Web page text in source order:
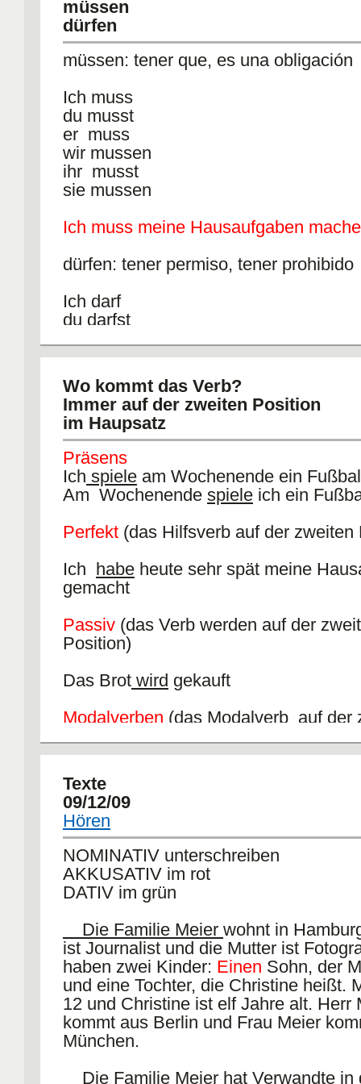
or
D) the change of a state: aufstehen,
aufwachen...
and with
E) sein (be) and bleiben (stay),
Note: none of the verbs from groups
combined with an accusative object.
Examples C: relocation verbs
verb aux. irregular sentence
kommen (come) sein yes Ich
gekommen.
dreimal nach China gereist.
Auto nach Kalifornien gefahren.
begegnen (meet) sein no Er ist
gestern begegnet.
gehen (go) sein yes Du bist
starten (take off) sein yes Das
gestartet.
Examples D: change of state verbs
verb aux. irr. sentence
perfect tense
aufstehen (get up) sein yes
früh aufgestanden.
einschlafen (fall asleep) sein yes
sind endlich eingeschlafen.
verblühen (wither) sein no Die
sind schon verblüht
Examples E: sein and bleiben
Er ist nicht lange geblieben. He didn't
Er ist immer nett gewesen. He has
nice.
Compare:
Ich bin nach Kalifornien
Ich bin mit dem Auto nach
I drove to California by car (literally:
Ich habe das Auto (Akk.) nach
gefahren. I drove the car to California.
The same applies to fliegen (fly),
reiten (ride a horse). =)
müssen
dürfen
müssen: tener que, es una obligación
Ich muss
du musst
er muss
wir mussen
ihr musst
sie mussen
Ich muss meine Hausaufgaben
dürfen: tener permiso, tener prohibido
Ich darf
du darfst
wir durfen
ihr durft
sie durfen
$$Ich darf nicht um 24.00 mit meinen
treffen
Wo kommt das Verb?
Immer auf der zweiten Position
im Haupsatz
Präsens
Ich spiele am Wochenende ein
Am Wochenende spiele ich ein
Perfekt (das Hilfsverb auf der zweiten
Ich habe heute sehr spät meine
gemacht
Passiv (das Verb werden auf der
Position)
Das Brot wird gekauft
Modalverben (das Modalverb auf der
Ich darf
Texte
09/12/09
Hören
NOMINATIV unterschreiben
AKKUSATIV im rot
DATIV im grün
Die Familie Meier wohnt in
ist Journalist und die Mutter ist
haben zwei Kinder: Einen Sohn, der
und eine Tochter, die Christine heißt.
12 und Christine ist elf Jahre alt. Herr
kommt aus Berlin und Frau Meier
München.
Die Familie Meier hat Verwandte in